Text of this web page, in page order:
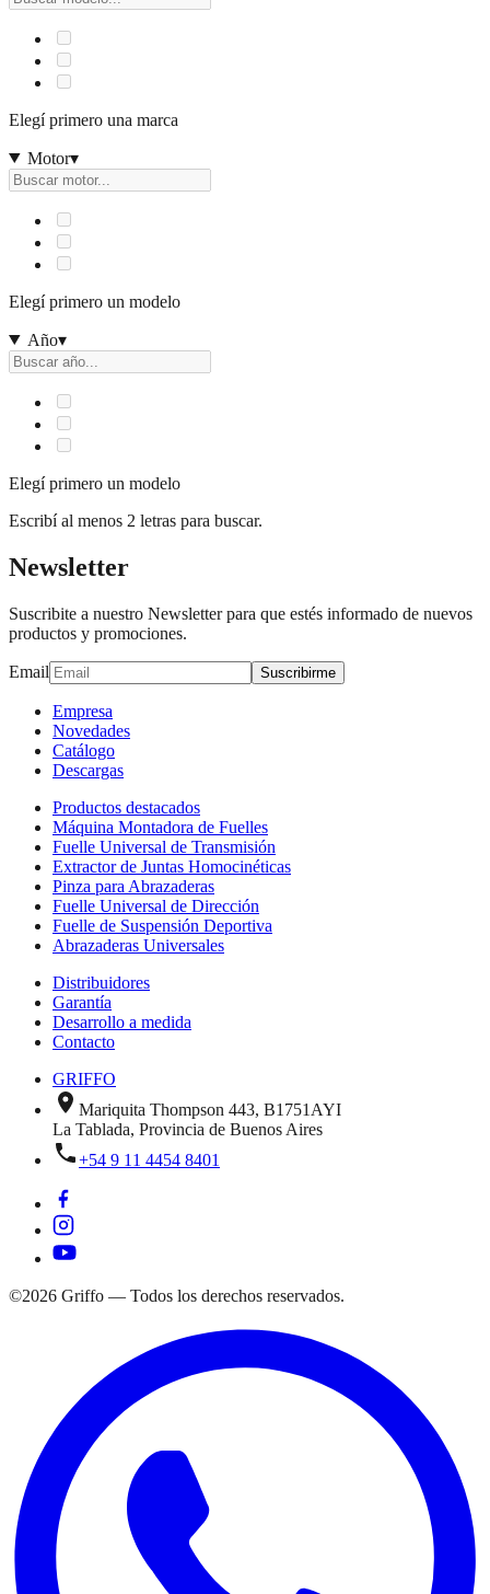
Elegí primero una marca
Motor▾
Elegí primero un modelo
Año▾
Elegí primero un modelo
Escribí al menos 2 letras para buscar.
Newsletter
Suscribite a nuestro Newsletter para que estés informado de nuevos
productos y promociones.
Email Suscribirme
Empresa
Novedades
Catálogo
Descargas
Productos destacados
Máquina Montadora de Fuelles
Fuelle Universal de Transmisión
Extractor de Juntas Homocinéticas
Pinza para Abrazaderas
Fuelle Universal de Dirección
Fuelle de Suspensión Deportiva
Abrazaderas Universales
Distribuidores
Garantía
Desarrollo a medida
Contacto
GRIFFO
Mariquita Thompson 443, B1751AYI
La Tablada, Provincia de Buenos Aires
+54 9 11 4454 8401
©2026 Griffo — Todos los derechos reservados.